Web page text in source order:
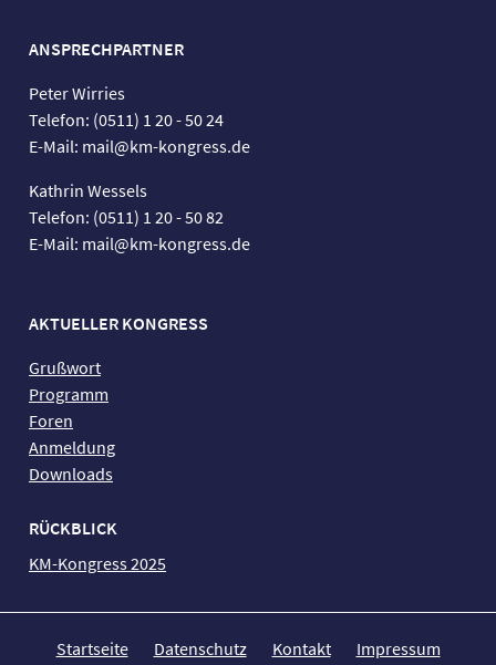
ANSPRECHPARTNER
Peter Wirries
Telefon: (0511) 1 20 - 50 24
E-Mail: mail@km-kongress.de
Kathrin Wessels
Telefon: (0511) 1 20 - 50 82
E-Mail: mail@km-kongress.de
AKTUELLER KONGRESS
Grußwort
Programm
Foren
Anmeldung
Downloads
RÜCKBLICK
KM-Kongress 2025
Startseite Datenschutz Kontakt Impressum